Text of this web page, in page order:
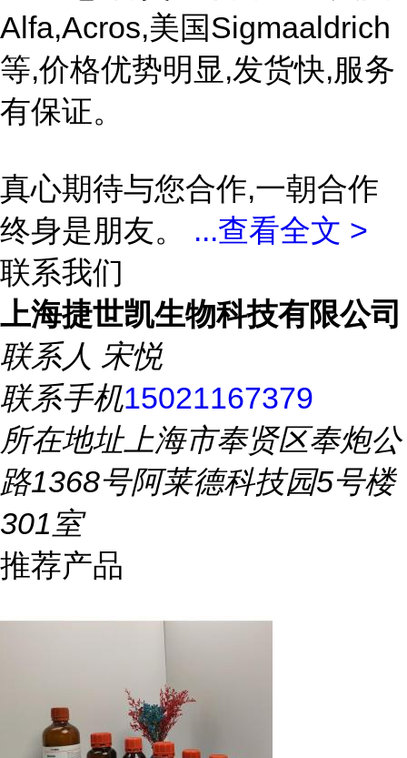
Alfa,Acros,美国Sigmaaldrich
等,价格优势明显,发货快,服务
有保证。
真心期待与您合作,一朝合作
终身是朋友。 ...查看全文 >
联系我们
上海捷世凯生物科技有限公司
联系人 宋悦
联系手机15021167379
所在地址上海市奉贤区奉炮公
路1368号阿莱德科技园5号楼
301室
推荐产品